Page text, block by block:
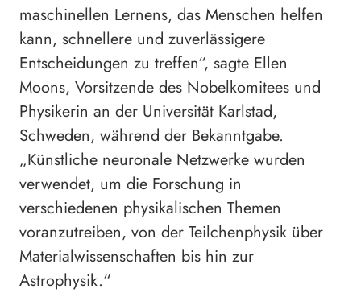
maschinellen Lernens, das Menschen helfen
kann, schnellere und zuverlässigere
Entscheidungen zu treffen“, sagte Ellen
Moons, Vorsitzende des Nobelkomitees und
Physikerin an der Universität Karlstad,
Schweden, während der Bekanntgabe.
„Künstliche neuronale Netzwerke wurden
verwendet, um die Forschung in
verschiedenen physikalischen Themen
voranzutreiben, von der Teilchenphysik über
Materialwissenschaften bis hin zur
Astrophysik.“